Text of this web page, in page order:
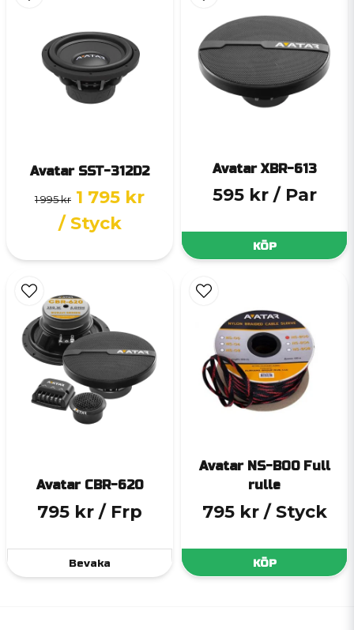
Avatar SST-312D2
1 995 kr 1 795 kr
/ Styck
Avatar XBR-613
595 kr / Par
KÖP
Avatar CBR-620
795 kr / Frp
Bevaka
Avatar NS-BO0 Full
rulle
795 kr / Styck
KÖP